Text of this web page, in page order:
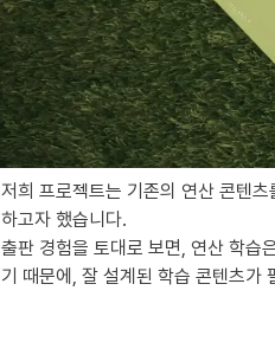
저희 프로젝트는 기존의 연산 콘텐
하고자 했습니다.
출판 경험을 토대로 보면, 연산 학습
기 때문에, 잘 설계된 학습 콘텐츠가